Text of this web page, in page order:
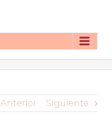
Anterior Siguiente